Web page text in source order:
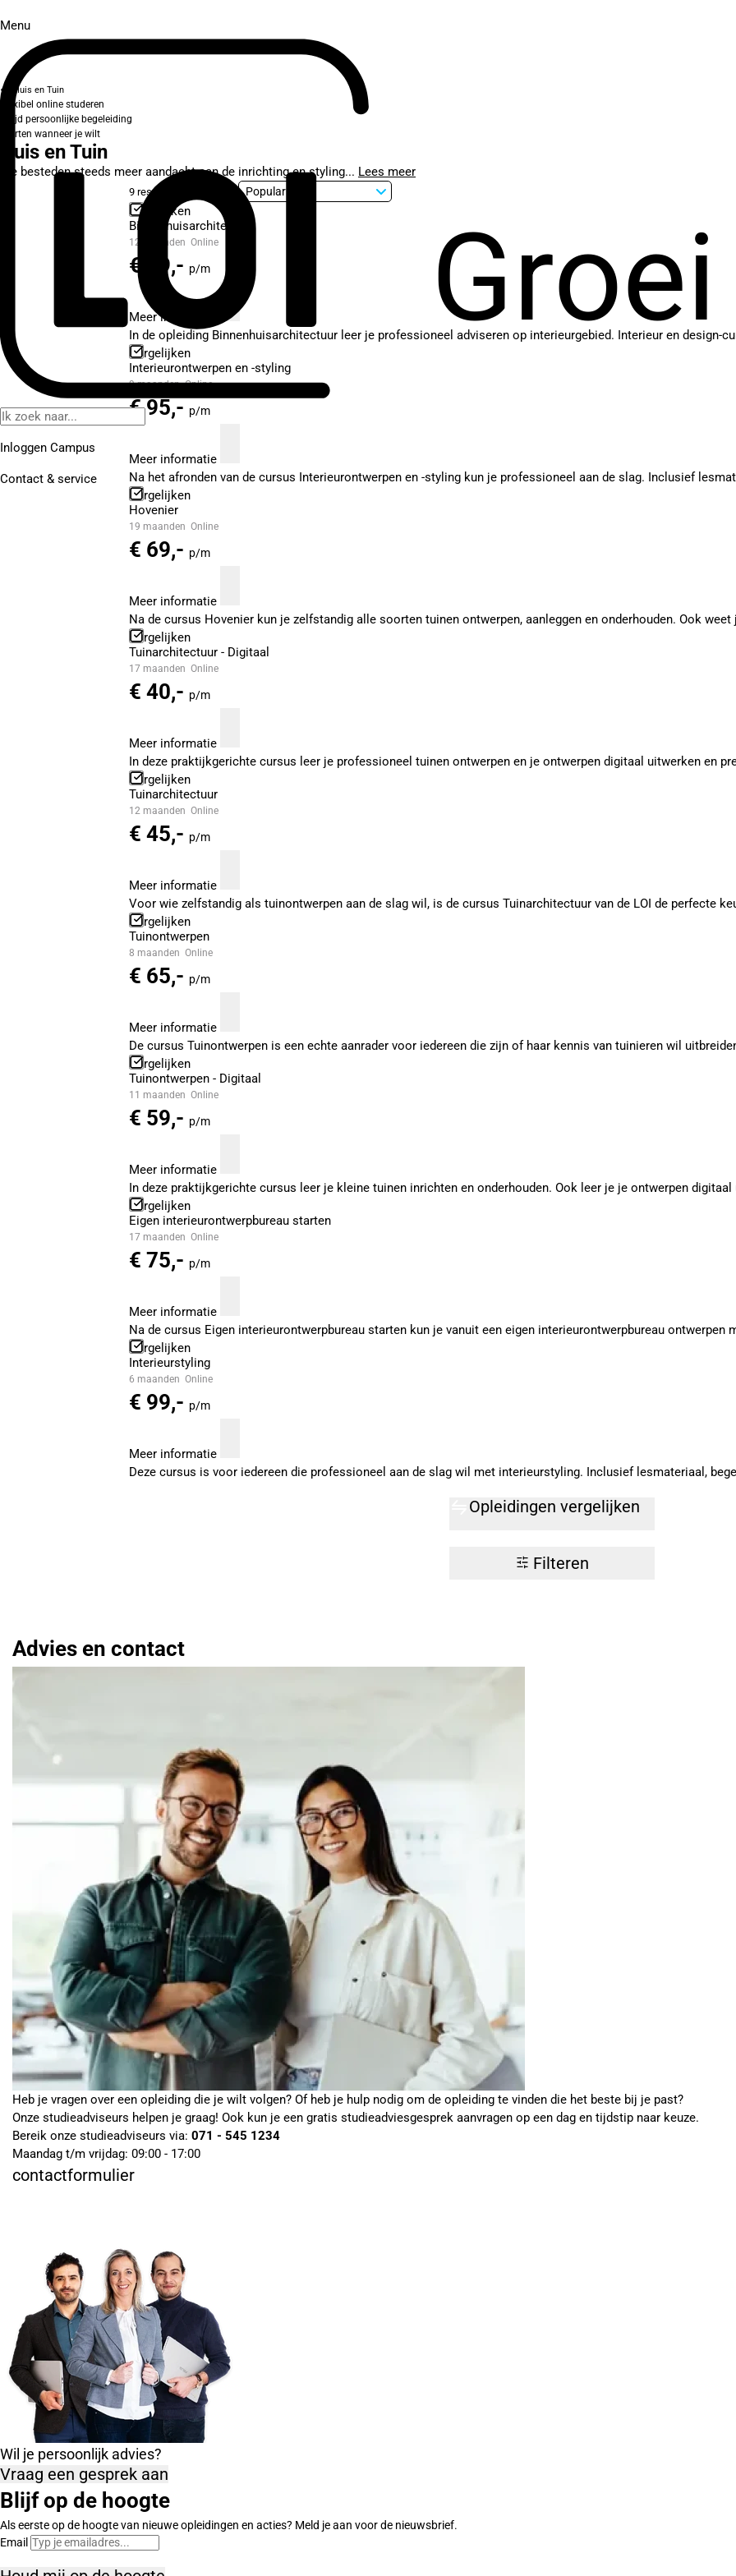
Menu
Inloggen Campus
Contact & service
Huis en Tuin
Flexibel online studeren
Altijd persoonlijke begeleiding
Starten wanneer je wilt
Huis en Tuin
We besteden steeds meer aandacht aan de inrichting en styling... Lees meer
9 resultaten
Vergelijken
Binnenhuisarchitectuur
12 maanden Online
€ 49,- p/m
Meer informatie
In de opleiding Binnenhuisarchitectuur leer je professioneel adviseren op interieurgebied. Interieur en design-
Vergelijken
Interieurontwerpen en -styling
9 maanden Online
€ 95,- p/m
Meer informatie
Na het afronden van de cursus Interieurontwerpen en -styling kun je professioneel aan de slag. Inclusief
Vergelijken
Hovenier
19 maanden Online
€ 69,- p/m
Meer informatie
Na de cursus Hovenier kun je zelfstandig alle soorten tuinen ontwerpen, aanleggen en onderhouden. Ook
Vergelijken
Tuinarchitectuur - Digitaal
17 maanden Online
€ 40,- p/m
Meer informatie
In deze praktijkgerichte cursus leer je professioneel tuinen ontwerpen en je ontwerpen digitaal uitwerken en
Vergelijken
Tuinarchitectuur
12 maanden Online
€ 45,- p/m
Meer informatie
Voor wie zelfstandig als tuinontwerpen aan de slag wil, is de cursus Tuinarchitectuur van de LOI de perfecte
Vergelijken
Tuinontwerpen
8 maanden Online
€ 65,- p/m
Meer informatie
De cursus Tuinontwerpen is een echte aanrader voor iedereen die zijn of haar kennis van tuinieren wil
Vergelijken
Tuinontwerpen - Digitaal
11 maanden Online
€ 59,- p/m
Meer informatie
In deze praktijkgerichte cursus leer je kleine tuinen inrichten en onderhouden. Ook leer je je ontwerpen
Vergelijken
Eigen interieurontwerpbureau starten
17 maanden Online
€ 75,- p/m
Meer informatie
Na de cursus Eigen interieurontwerpbureau starten kun je vanuit een eigen interieurontwerpbureau ontwerpen
Vergelijken
Interieurstyling
6 maanden Online
€ 99,- p/m
Meer informatie
Deze cursus is voor iedereen die professioneel aan de slag wil met interieurstyling. Inclusief lesmateriaal,
Opleidingen vergelijken
Filteren
Advies en contact
Heb je vragen over een opleiding die je wilt volgen? Of heb je hulp nodig om de opleiding te vinden die het beste bij je past?
Onze studieadviseurs helpen je graag! Ook kun je een gratis studieadviesgesprek aanvragen op een dag en tijdstip naar keuze.
Bereik onze studieadviseurs via: 071 - 545 1234
Maandag t/m vrijdag: 09:00 - 17:00
contactformulier
Wil je persoonlijk advies?
Vraag een gesprek aan
Blijf op de hoogte
Als eerste op de hoogte van nieuwe opleidingen en acties? Meld je aan voor de nieuwsbrief.
Email